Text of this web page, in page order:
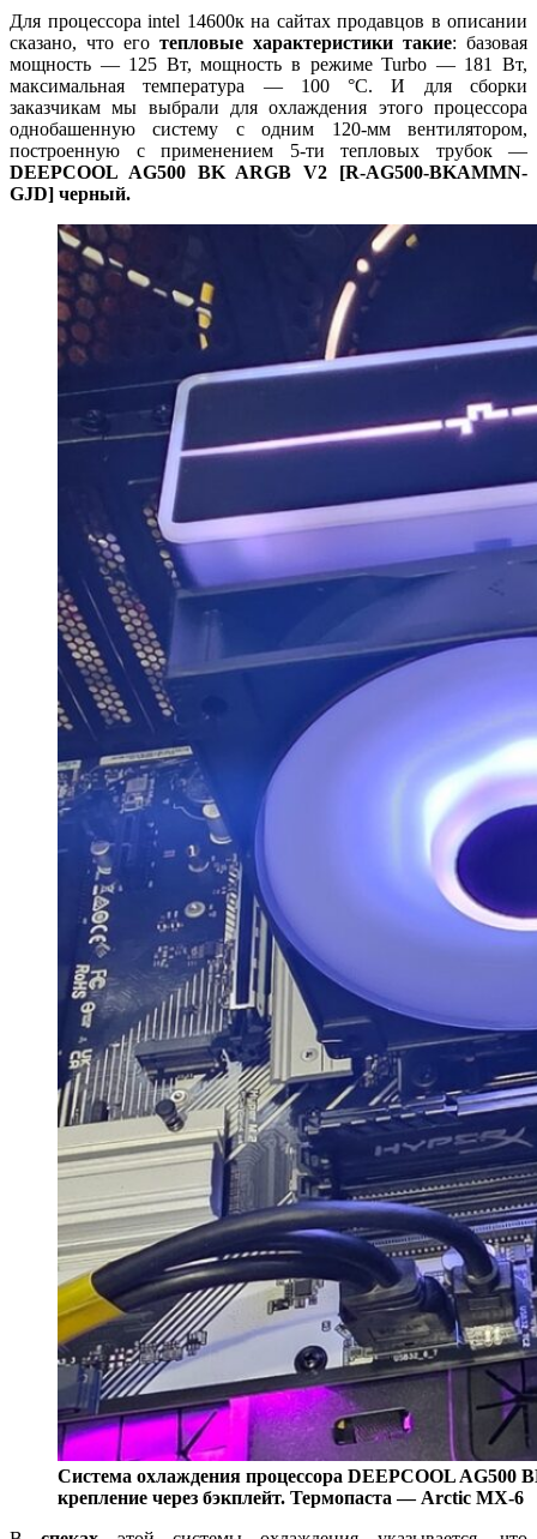
Для процессора intel 14600к на сайтах продавцов в описании
сказано, что его тепловые характеристики такие: базовая
мощность — 125 Вт, мощность в режиме Turbo — 181 Вт,
максимальная температура — 100 °C. И для сборки
заказчикам мы выбрали для охлаждения этого процессора
однобашенную систему с одним 120-мм вентилятором,
построенную с применением 5-ти тепловых трубок —
DEEPCOOL AG500 BK ARGB V2 [R-AG500-BKAMMN-
GJD] черный.
Система охлаждения процессора DEEPCOOL AG500
крепление через бэкплейт. Термопаста — Arctic MX-6